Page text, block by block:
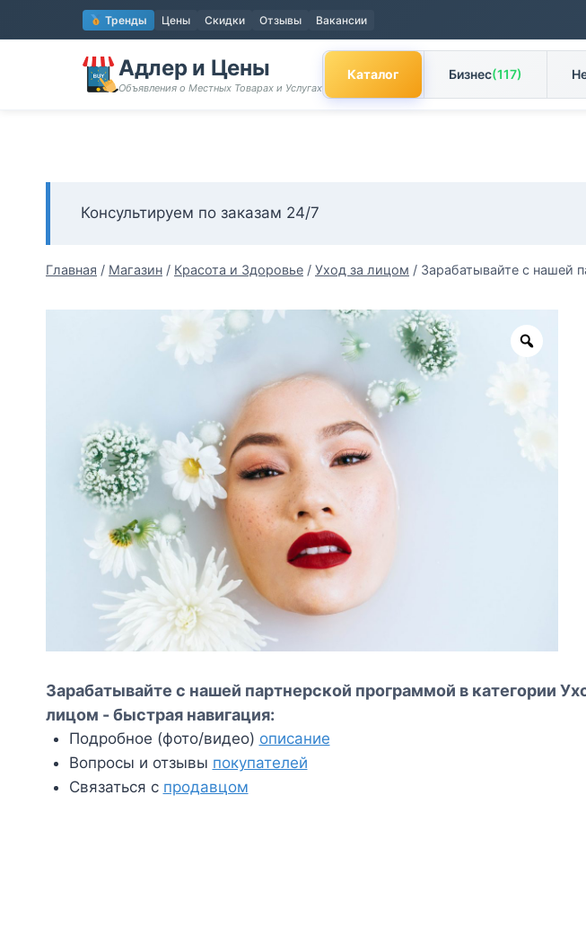
к
содержимому
Тренды Цены Скидки Отзывы Вакансии
Адлер и Цены
Объявления о Местных Товарах и Услугах
Каталог Бизнес(117)
Консультируем по заказам 24/7
Главная / Магазин / Красота и Здоровье / Уход за лицом / Зарабатывайте с нашей
Zoom
Зарабатывайте с нашей партнерской программой в категории
лицом - быстрая навигация:
Подробное (фото/видео) описание
Вопросы и отзывы покупателей
Связаться с продавцом